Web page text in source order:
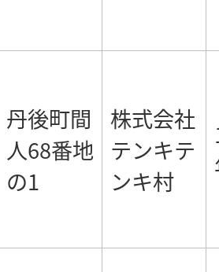
丹後町間
人68番地
の1
株式会社
テンキテ
ンキ村